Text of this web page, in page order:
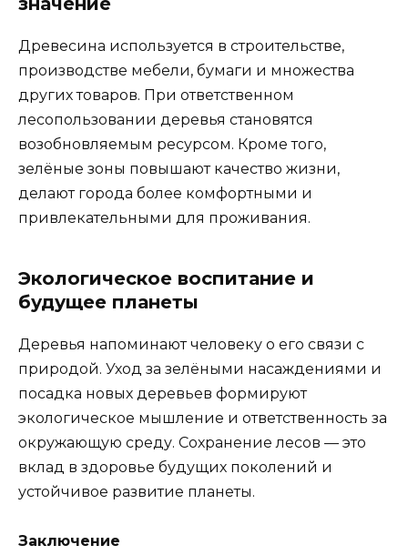
Древесина используется в строительстве,
производстве мебели, бумаги и множества
других товаров. При ответственном
лесопользовании деревья становятся
возобновляемым ресурсом. Кроме того,
зелёные зоны повышают качество жизни,
делают города более комфортными и
привлекательными для проживания.
Экологическое воспитание и
будущее планеты
Деревья напоминают человеку о его связи с
природой. Уход за зелёными насаждениями и
посадка новых деревьев формируют
экологическое мышление и ответственность за
окружающую среду. Сохранение лесов — это
вклад в здоровье будущих поколений и
устойчивое развитие планеты.
Заключение